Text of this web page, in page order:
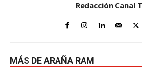
Redacción Canal
MÁS DE ARAÑA RAM